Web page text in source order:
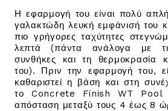
Η εφαρμογή του είναι πολύ
γαλακτώδη λευκή εμφάνισή του
πιο γρήγορες ταχύτητες
λεπτά (πάντα ανάλογα με τις
συνθήκες και τη θερμοκρασία
του). Πριν την εφαρμογή του,
καθαριστεί η βάση και στη
το Concrete Finish WT Pool
απόσταση μεταξύ τους 4 έως 8